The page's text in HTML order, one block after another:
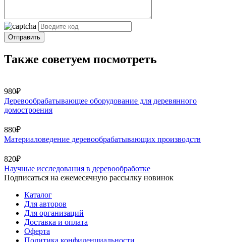
Отправить
Также советуем посмотреть
980₽
Деревообрабатывающее оборудование для деревянного
домостроения
880₽
Материаловедение деревообрабатывающих производств
820₽
Научные исследования в деревообработке
Подписаться на ежемесячную рассылку новинок
Каталог
Для авторов
Для организаций
Доставка и оплата
Оферта